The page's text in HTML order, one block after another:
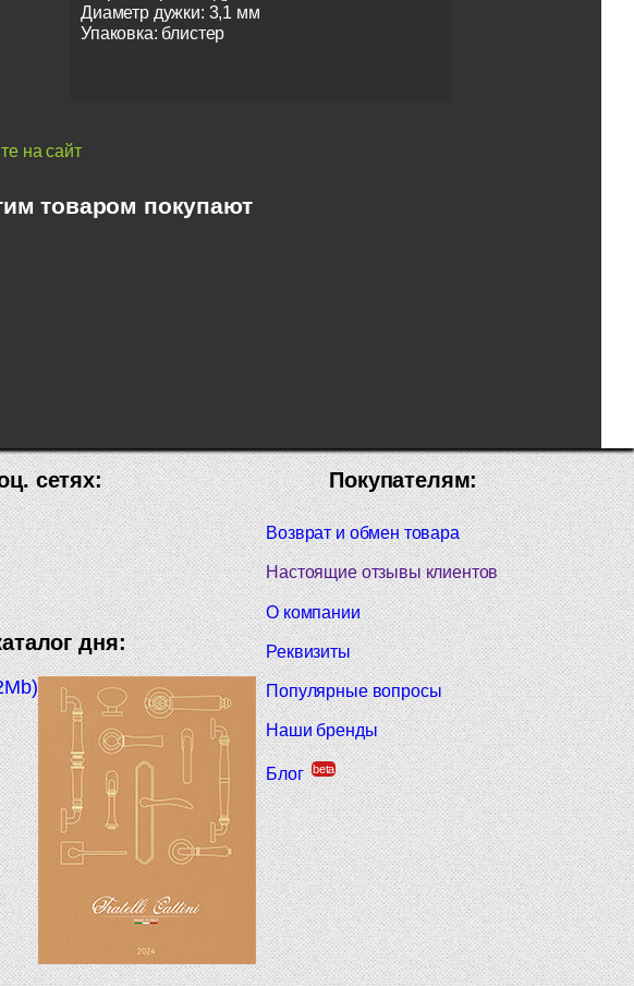
Диаметр дужки: 3,1 мм
Упаковка: блистер
на сайт
товаром покупают
Покупателям:
Возврат и обмен товара
Настоящие отзывы клиентов
О компании
Реквизиты
Популярные вопросы
Наши бренды
Блог beta
сетях:
дня: